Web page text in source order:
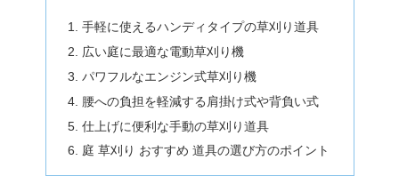
手軽に使えるハンディタイプの草刈り道具
広い庭に最適な電動草刈り機
パワフルなエンジン式草刈り機
腰への負担を軽減する肩掛け式や背負い式
仕上げに便利な手動の草刈り道具
庭 草刈り おすすめ 道具の選び方のポイント